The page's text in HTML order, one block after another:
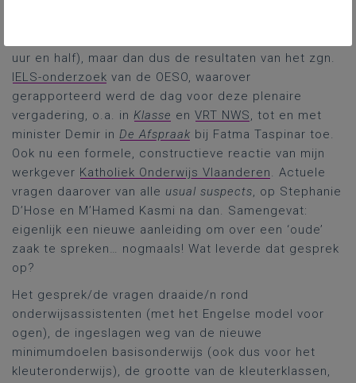
uur en half), maar dan dus de resultaten van het zgn.
IELS-onderzoek van de OESO, waarover
gerapporteerd werd de dag voor deze plenaire
vergadering, o.a. in Klasse en VRT NWS, tot en met
minister Demir in De Afspraak bij Fatma Taspinar toe.
Ook nu een formele, constructieve reactie van mijn
werkgever Katholiek Onderwijs Vlaanderen. Actuele
vragen daarover van alle usual suspects, op Stephanie
D’Hose en M’Hamed Kasmi na dan. Samengevat:
eigenlijk een nieuwe aanleiding om over een ‘oude’
zaak te spreken… nogmaals! Wat leverde dat gesprek
op?
Het gesprek/de vragen draaide/n rond
onderwijsassistenten (met het Engelse model voor
ogen), de ingeslagen weg van de nieuwe
minimumdoelen basisonderwijs (ook dus voor het
kleuteronderwijs), de grootte van de kleuterklassen,